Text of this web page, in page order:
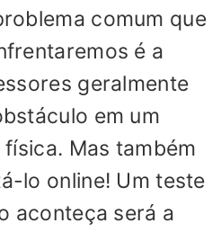
comum que
é a
geralmente
em um
Mas também
lo online! Um teste
aconteça será a